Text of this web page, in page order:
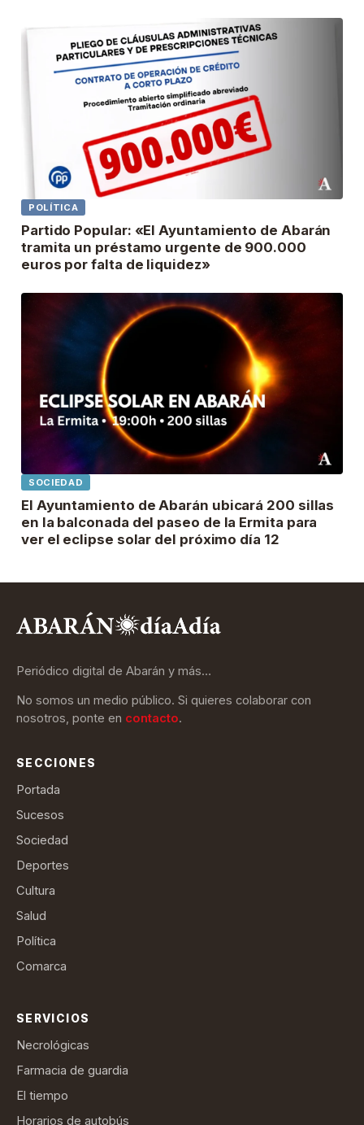
POLÍTICA
Partido Popular: «El Ayuntamiento de Abarán
tramita un préstamo urgente de 900.000
euros por falta de liquidez»
SOCIEDAD
El Ayuntamiento de Abarán ubicará 200 sillas
en la balconada del paseo de la Ermita para
ver el eclipse solar del próximo día 12
Periódico digital de Abarán y más…
No somos un medio público. Si quieres colaborar con
nosotros, ponte en contacto.
SECCIONES
Portada
Sucesos
Sociedad
Deportes
Cultura
Salud
Política
Comarca
SERVICIOS
Necrológicas
Farmacia de guardia
El tiempo
Horarios de autobús